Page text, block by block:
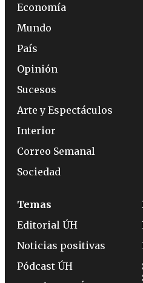
Economía
Mundo
País
Opinión
Sucesos
Arte y Espectáculos
Interior
Correo Semanal
Sociedad
Temas
Editorial ÚH
Noticias positivas
Pódcast ÚH